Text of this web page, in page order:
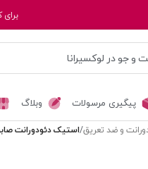
پیگیری مرسولات وبلاگ
و ضد تعریق/استیک دئودورانت صابونی